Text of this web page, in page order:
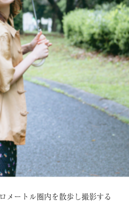
メートル圏内を散歩し撮影する